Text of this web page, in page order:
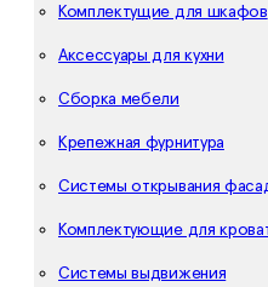
Комплектущие для шкафов
Аксессуары для кухни
Сборка мебели
Крепежная фурнитура
Системы открывания
Комплектующие для
Системы выдвижения